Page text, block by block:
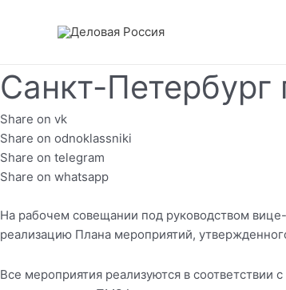
Санкт-
Share on vk
Share on odnoklassniki
Share on telegram
Share on whatsapp
На рабочем совещании под руководством
реализацию Плана мероприятий,
Все мероприятия реализуются в